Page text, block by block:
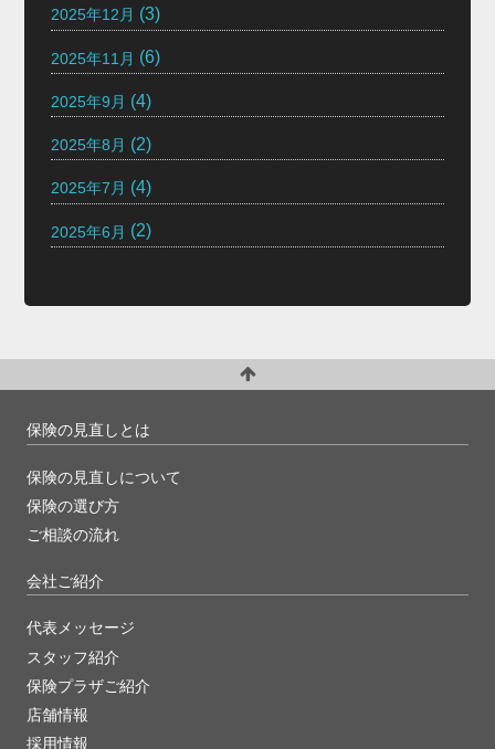
2025年12月 (3)
2025年11月 (6)
2025年9月 (4)
2025年8月 (2)
2025年7月 (4)
2025年6月 (2)
保険の見直しとは
保険の見直しについて
保険の選び方
ご相談の流れ
会社ご紹介
代表メッセージ
スタッフ紹介
保険プラザご紹介
店舗情報
採用情報